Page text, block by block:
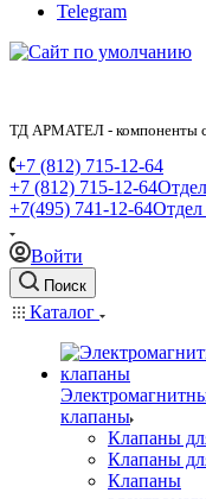
Telegram
ТД АРМАТЕЛ - компоненты
+7 (812) 715-12-64
+7 (812) 715-12-64
+7(495) 741-12-64Отдел
Войти
Поиск
Каталог
клапаны
Клапаны
Клапаны
Клапаны